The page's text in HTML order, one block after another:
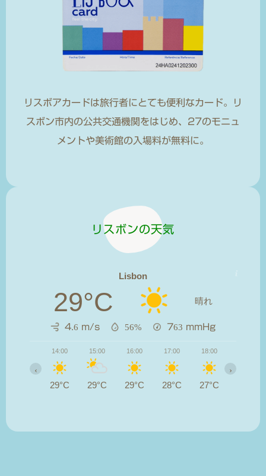
リスボアカードは旅行者にとても便利なカード。リ
スボン市内の公共交通機関をはじめ、27のモニュ
メントや美術館の入場料が無料に。
リスボンの天気
Lisbon
29°C 晴れ
4.6 m/s 56% 763 mmHg
14:00
29°C
15:00
29°C
16:00
29°C
17:00
28°C
18:00
27°C
‹ ›